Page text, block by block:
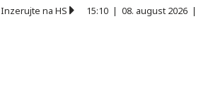
Inzerujte na HS 15:10 | 08. august 2026 |